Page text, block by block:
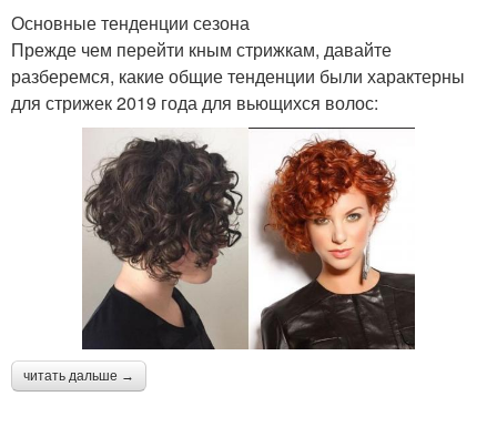
Основные тенденции сезона
Прежде чем перейти кным стрижкам, давайте
разберемся, какие общие тенденции были характерны
для стрижек 2019 года для вьющихся волос:
читать дальше →